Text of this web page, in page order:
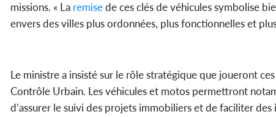
missions. « La remisede ces clés de véhicules symbolise
envers des villes plus ordonnées, plus fonctionnelles et
Le ministre a insisté sur le rôle stratégique que joueront
Contrôle Urbain. Les véhicules et motos permettront
d’assurer le suivi des projets immobiliers et de faciliter